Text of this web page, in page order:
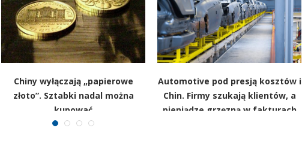
Chiny wyłączają „papierowe
złoto”. Sztabki nadal można
kupować
Automotive pod presją kosztów i
Chin. Firmy szukają klientów, a
pieniądze grzęzną w fakturach